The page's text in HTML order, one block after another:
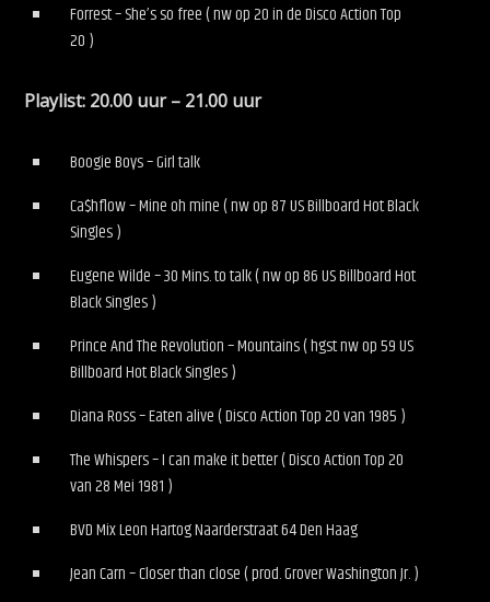
Forrest – She’s so free ( nw op 20 in de Disco Action Top
20 )
Playlist: 20.00 uur – 21.00 uur
Boogie Boys – Girl talk
Ca$hflow – Mine oh mine ( nw op 87 US Billboard Hot Black
Singles )
Eugene Wilde – 30 Mins. to talk ( nw op 86 US Billboard Hot
Black Singles )
Prince And The Revolution – Mountains ( hgst nw op 59 US
Billboard Hot Black Singles )
Diana Ross – Eaten alive ( Disco Action Top 20 van 1985 )
The Whispers – I can make it better ( Disco Action Top 20
van 28 Mei 1981 )
BVD Mix Leon Hartog Naarderstraat 64 Den Haag
Jean Carn – Closer than close ( prod. Grover Washington Jr. )